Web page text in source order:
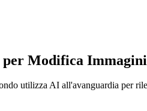
Modifica
utilizza AI all'avanguardia per